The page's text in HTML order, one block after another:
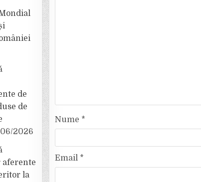
Nume *
Email *
de
de
2026
la